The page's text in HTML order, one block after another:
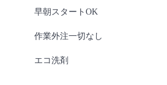
早朝スタートOK
作業外注一切なし
エコ洗剤